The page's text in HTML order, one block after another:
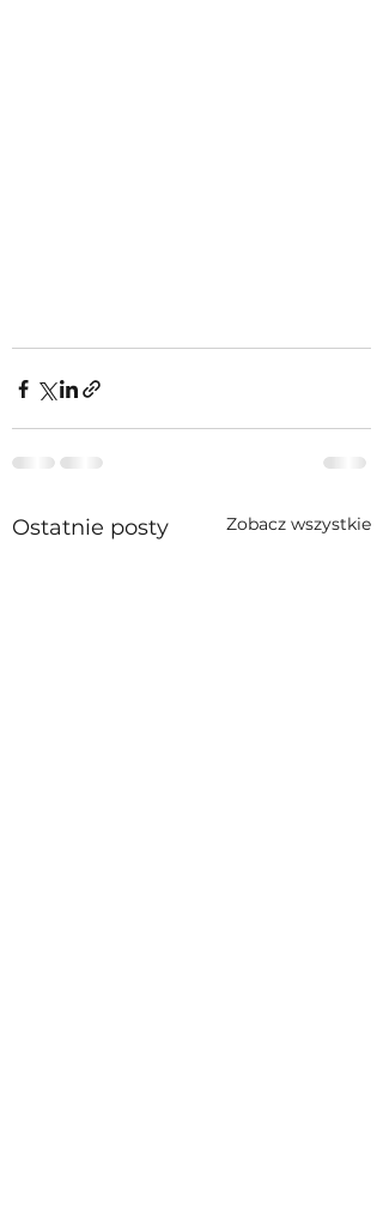
Ostatnie posty Zobacz wszystkie